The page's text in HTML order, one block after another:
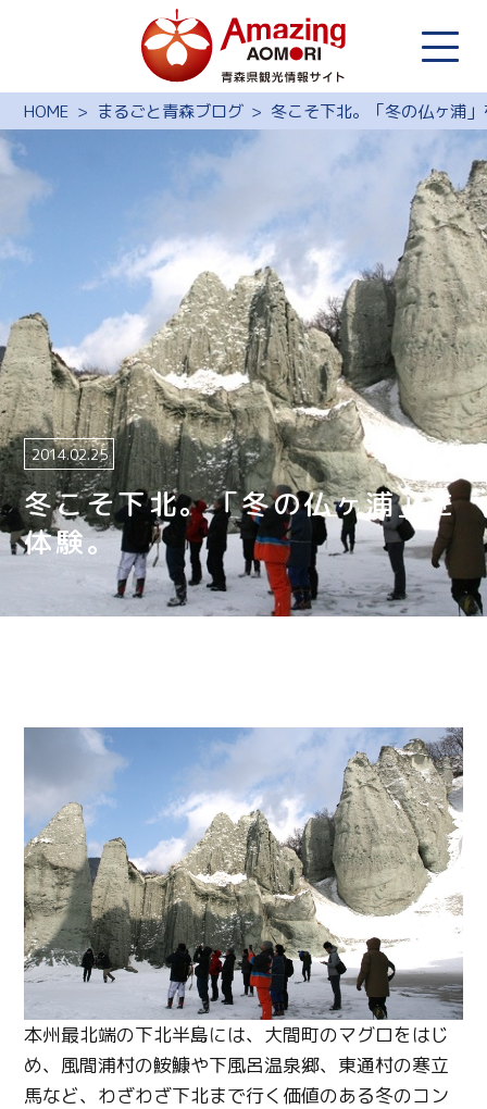
HOME まるごと青森ブログ 冬こそ下北。「冬の仏ヶ浦
冬こそ下北。「冬の仏ヶ浦」を
体験。
2014.02.25
本州最北端の下北半島には、大間町のマグロをはじ
め、風間浦村の鮟鱇や下風呂温泉郷、東通村の寒立
馬など、わざわざ下北まで行く価値のある冬のコン